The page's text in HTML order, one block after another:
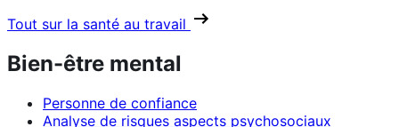
Tout sur la santé au travail
Bien-être mental
Personne de confiance
Analyse de risques aspects psychosociaux